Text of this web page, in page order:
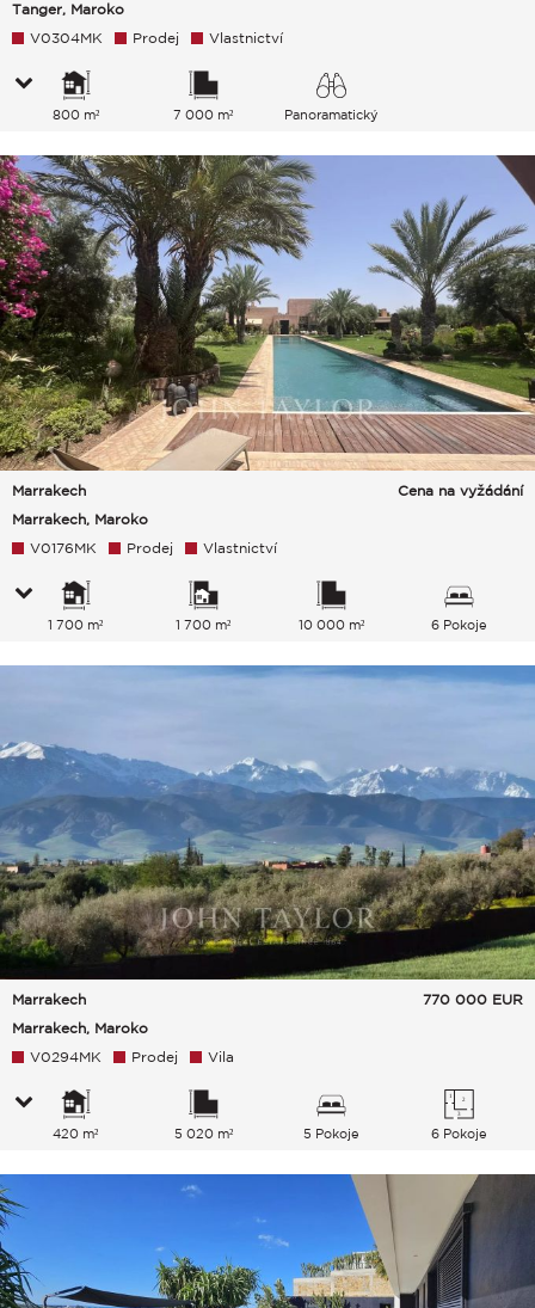
Tanger, Maroko
V0304MK Prodej Vlastnictví
800 m² 7 000 m² Panoramatický
Marrakech
Marrakech, Maroko
Cena na vyžádání
V0176MK Prodej Vlastnictví
1 700 m² 1 700 m² 10 000 m² 6 Pokoje
Marrakech
Marrakech, Maroko
770 000 EUR
V0294MK Prodej Vila
420 m² 5 020 m² 5 Pokoje 6 Pokoje